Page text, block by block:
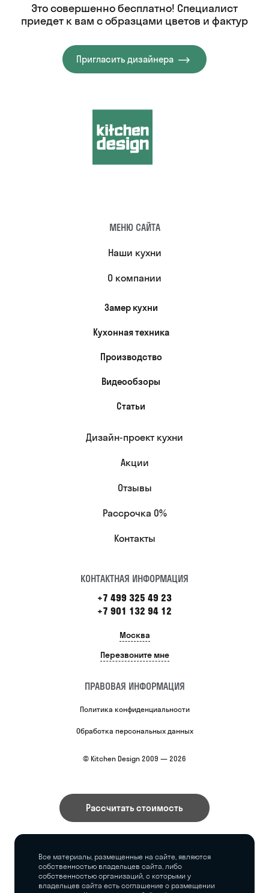
Это совершенно бесплатно! Специалист
приедет к вам с образцами цветов и фактур
Пригласить дизайнера
МЕНЮ САЙТА
Наши кухни
О компании
Замер кухни
Кухонная техника
Производство
Видеообзоры
Статьи
Дизайн-проект кухни
Акции
Отзывы
Рассрочка 0%
Контакты
КОНТАКТНАЯ ИНФОРМАЦИЯ
+7 499 325 49 23
+7 901 132 94 12
Москва
Перезвоните мне
ПРАВОВАЯ ИНФОРМАЦИЯ
Политика конфиденциальности
Обработка персональных данных
© Kitchen Design 2009 — 2026
Рассчитать стоимость
Все материалы, размещенные на сайте, являются
собственностью владельцев сайта, либо
собственностью организаций, с которыми у
владельцев сайта есть соглашение о размещении